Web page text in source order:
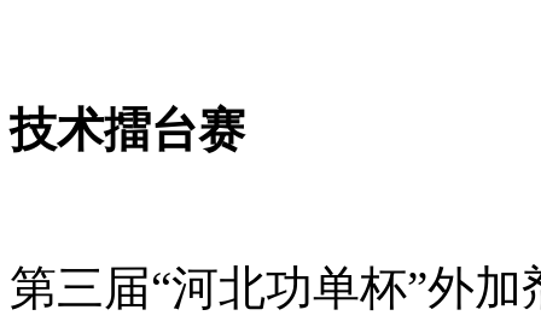
技术擂台赛
第三届“河北功单杯”外